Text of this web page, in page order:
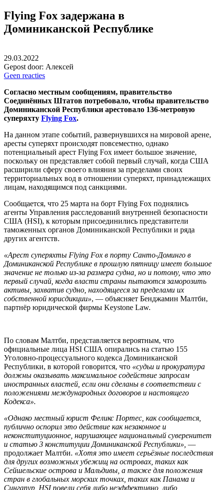
Flying Fox задержана в
Доминиканской Республике
29.03.2022
Gepost door: Алексей
Geen reacties
Согласно местным сообщениям, правительство
Соединённых Штатов потребовало, чтобы правительство
Доминиканской Республики арестовало 136-метровую
суперяхту Flying Fox.
На данном этапе событий, развернувшихся на мировой арене,
аресты суперяхт происходят повсеместно, однако
потенциальный арест Flying Fox имеет большое значение,
поскольку он представляет собой первый случай, когда США
расширили сферу своего влияния за пределами своих
территориальных вод в отношении суперяхт, принадлежащих
лицам, находящимся под санкциями.
Сообщается, что 25 марта на борт Flying Fox поднялись
агенты Управления расследований внутренней безопасности
США (HSI), к которым присоединились представители
таможенных органов Доминиканской Республики и ряда
других агентств.
«Арест суперяхты Flying Fox в порту Санто-Доминго в
Доминиканской Республике в прошлую пятницу имеет большое
значение не только из-за размера судна, но и потому, что это
первый случай, когда власти страны пытаются заморозить
активы, захватив судно, находящееся за пределами их
собственной юрисдикции», — объясняет Бенджамин Малтби,
партнёр юридической фирмы Keystone Law.
По словам Малтби, представляется вероятным, что
официальные лица HSI США опирались на статью 155
Уголовно-процессуального кодекса Доминиканской
Республики, в которой говорится, что «судьи и прокуратура
должны оказывать максимальное содействие запросам
иностранных властей, если они сделаны в соответствии с
положениями международных договоров и настоящего
Кодекса».
«Однако местный юрист Феликс Портес, как сообщается,
публично оспорил это действие как незаконное и
неконституционное, нарушающее национальный суверенитет
и статью 3 конституции Доминиканской Республики», —
продолжает Малтби. «Хотя это имеет серьёзные последствия
для других возможных убежищ на островах, таких как
Сейшельские острова и Мальдивы, а также для положения
стран в глобальных морских точках, таких как Панама и
Сингапур, HSI повели себя либо неэффективно, либо